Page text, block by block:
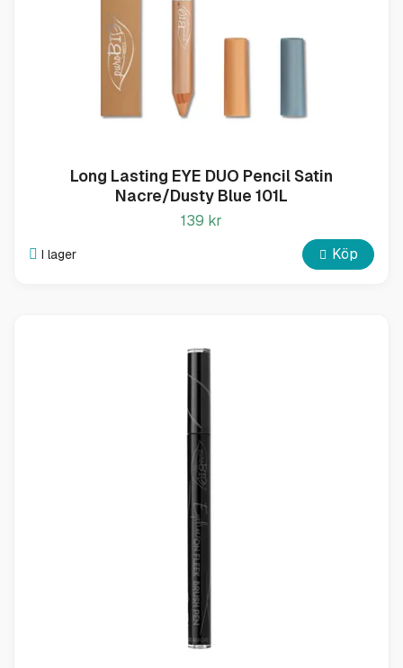
Long Lasting EYE DUO Pencil Satin
Nacre/Dusty Blue 101L
139 kr
I lager Köp